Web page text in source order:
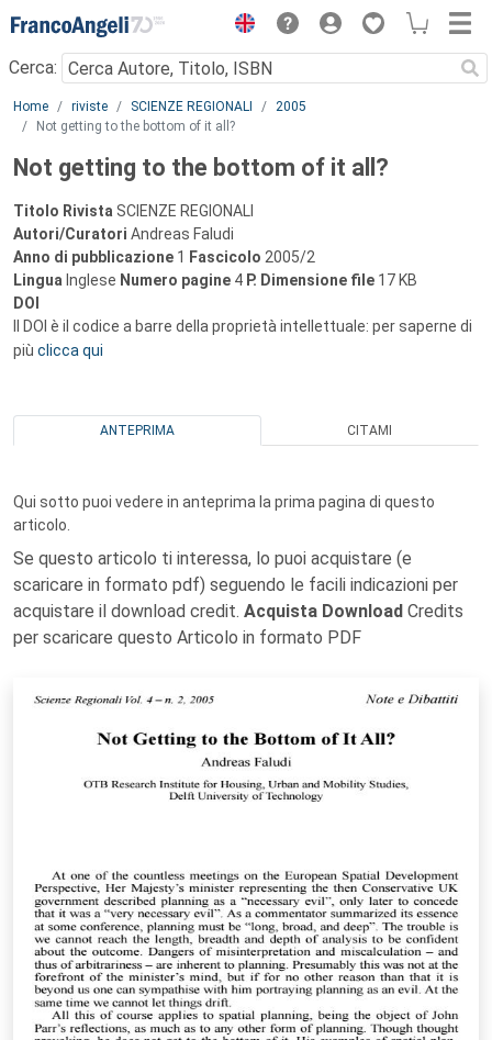
Menu
Cerca:
Main content
Home riviste SCIENZE REGIONALI
2005
Not getting to the bottom of it all?
Not getting to the bottom of it all?
Titolo Rivista SCIENZE REGIONALI
Autori/Curatori Andreas Faludi
Anno di pubblicazione 1 Fascicolo 2005/2
Lingua Inglese Numero pagine 4 P. Dimensione file 17 KB
DOI
Il DOI è il codice a barre della proprietà intellettuale: per saperne di
più clicca qui
ANTEPRIMA CITAMI
Qui sotto puoi vedere in anteprima la prima pagina di questo
articolo.
Se questo articolo ti interessa, lo puoi acquistare (e
scaricare in formato pdf) seguendo le facili indicazioni per
acquistare il download credit. Acquista Download Credits
per scaricare questo Articolo in formato PDF